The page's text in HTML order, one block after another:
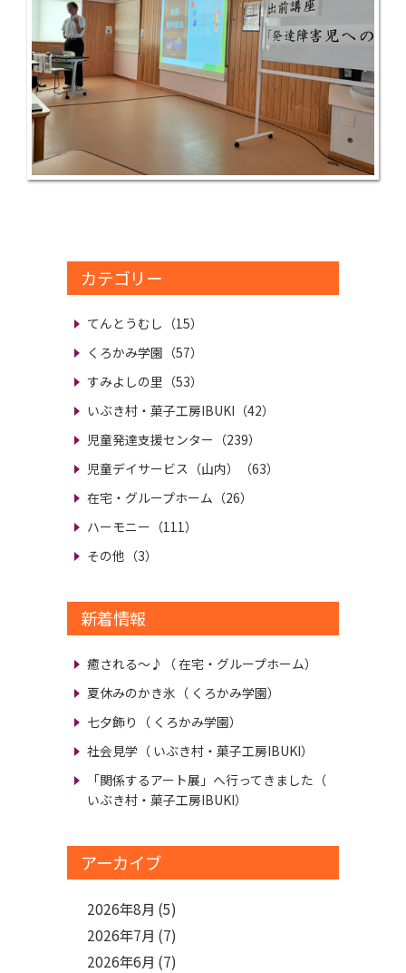
カテゴリー
てんとうむし（15）
くろかみ学園（57）
すみよしの里（53）
いぶき村・菓子工房IBUKI（42）
児童発達支援センター（239）
児童デイサービス（山内）（63）
在宅・グループホーム（26）
ハーモニー（111）
その他（3）
新着情報
癒される～♪
（ 在宅・グループホーム）
夏休みのかき氷 （ くろかみ学園）
七夕飾り
（ くろかみ学園）
社会見学 （ いぶき村・菓子工房IBUKI）
「関係するアート展」へ行ってきました （
いぶき村・菓子工房IBUKI）
アーカイブ
2026年8月 (5)
2026年7月 (7)
2026年6月 (7)